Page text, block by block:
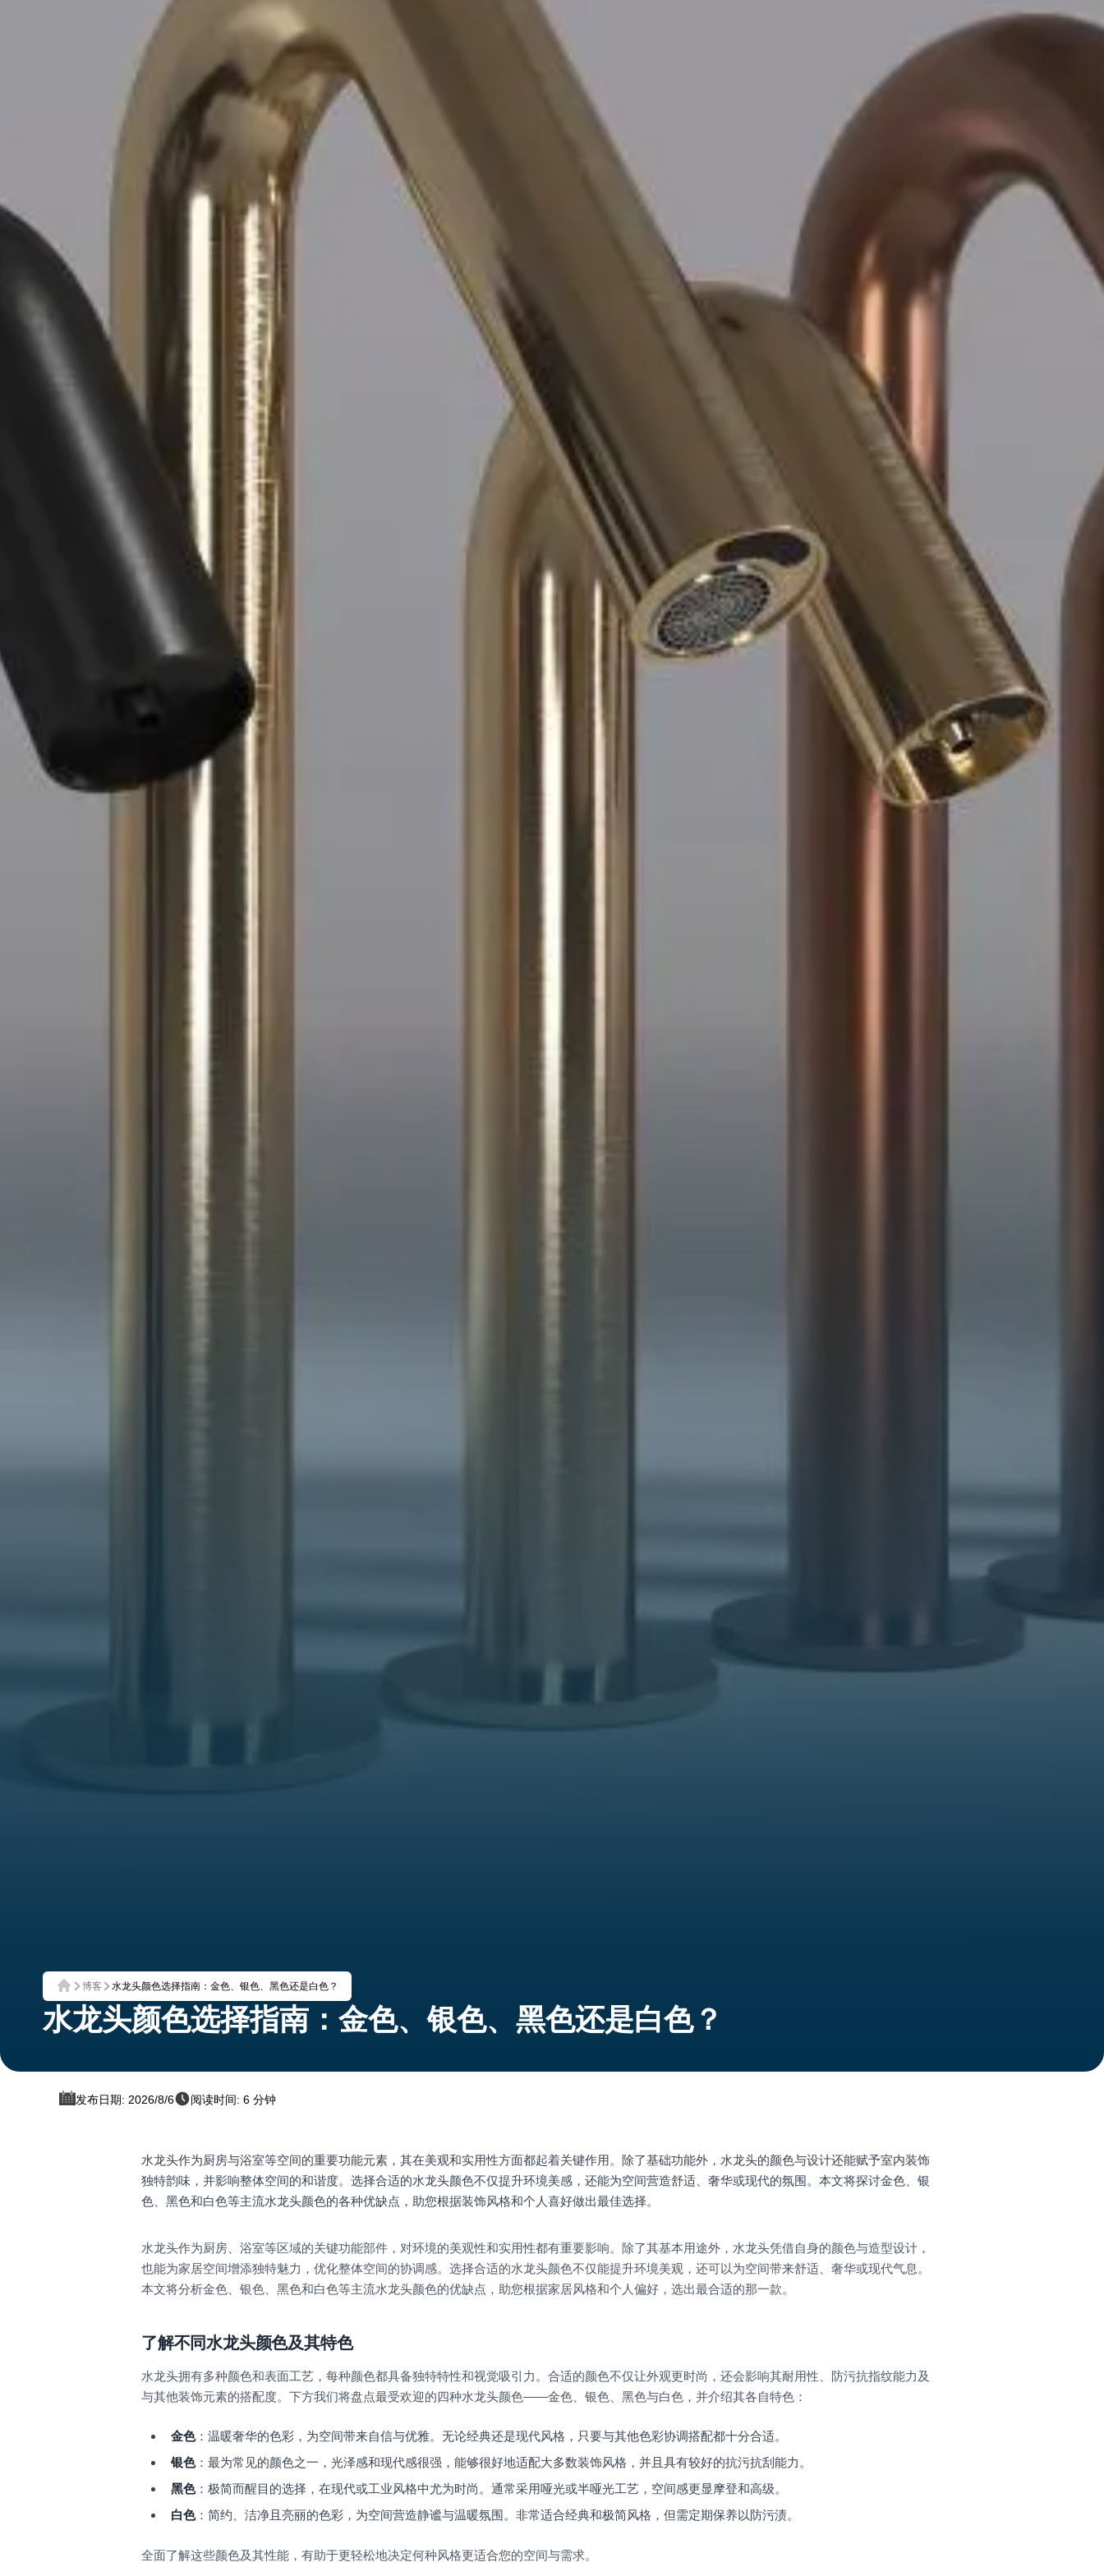
首页
博客 水龙头颜色选择指南：金色、银色、黑色还是白色？
水龙头颜色选择指南：金色、银色、黑色还是白色？
发布日期: 2026/8/6 阅读时间: 6 分钟
水龙头作为厨房与浴室等空间的重要功能元素，其在美观和实用性方面都起着关键作用。除了基础功能外，水龙头的颜色与设计还能赋予室内装饰
独特韵味，并影响整体空间的和谐度。选择合适的水龙头颜色不仅提升环境美感，还能为空间营造舒适、奢华或现代的氛围。本文将探讨金色、银
色、黑色和白色等主流水龙头颜色的各种优缺点，助您根据装饰风格和个人喜好做出最佳选择。
水龙头作为厨房、浴室等区域的关键功能部件，对环境的美观性和实用性都有重要影响。除了其基本用途外，水龙头凭借自身的颜色与造型设计，
也能为家居空间增添独特魅力，优化整体空间的协调感。选择合适的水龙头颜色不仅能提升环境美观，还可以为空间带来舒适、奢华或现代气息。
本文将分析金色、银色、黑色和白色等主流水龙头颜色的优缺点，助您根据家居风格和个人偏好，选出最合适的那一款。
了解不同水龙头颜色及其特色
水龙头拥有多种颜色和表面工艺，每种颜色都具备独特特性和视觉吸引力。合适的颜色不仅让外观更时尚，还会影响其耐用性、防污抗指纹能力及
与其他装饰元素的搭配度。下方我们将盘点最受欢迎的四种水龙头颜色——金色、银色、黑色与白色，并介绍其各自特色：
金色：温暖奢华的色彩，为空间带来自信与优雅。无论经典还是现代风格，只要与其他色彩协调搭配都十分合适。
银色：最为常见的颜色之一，光泽感和现代感很强，能够很好地适配大多数装饰风格，并且具有较好的抗污抗刮能力。
黑色：极简而醒目的选择，在现代或工业风格中尤为时尚。通常采用哑光或半哑光工艺，空间感更显摩登和高级。
白色：简约、洁净且亮丽的色彩，为空间营造静谧与温暖氛围。非常适合经典和极简风格，但需定期保养以防污渍。
全面了解这些颜色及其性能，有助于更轻松地决定何种风格更适合您的空间与需求。